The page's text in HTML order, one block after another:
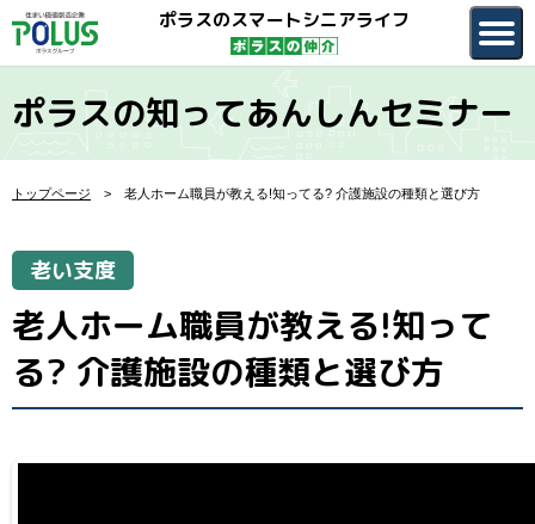
ポラスのスマートシニアライフ
ポラスの知ってあんしんセミナー
トップページ 老人ホーム職員が教える!知ってる? 介護施設の種類と選び方
老い支度
老人ホーム職員が教える!知って
る? 介護施設の種類と選び方